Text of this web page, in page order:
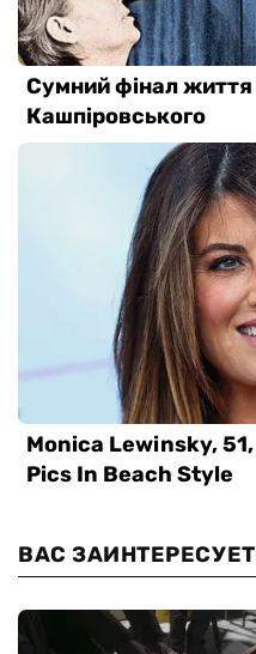
ВАС ЗАИНТЕРЕСУЕТ